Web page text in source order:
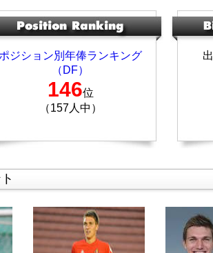
ポジション別年俸ランキング
（DF）
146位
（157人中）